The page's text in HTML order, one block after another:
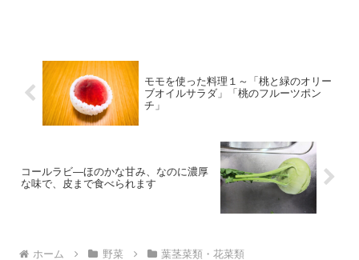
モモを使った料理１～「桃と緑のオリー
ブオイルサラダ」「桃のフルーツポン
チ」
コールラビ―ほのかな甘み、なのに濃厚
な味で、皮まで食べられます
ホーム 野菜 葉茎菜類・花菜類